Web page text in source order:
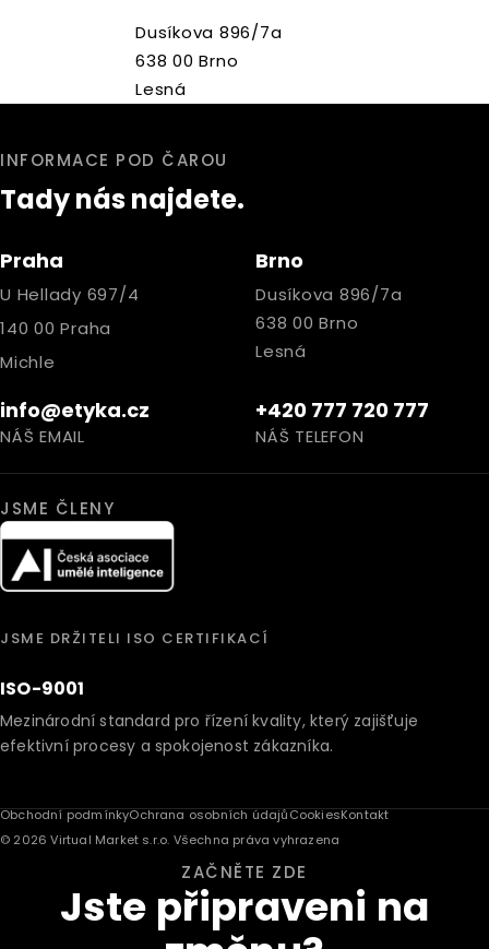
Dusíkova 896/7a
638 00 Brno
Lesná
INFORMACE POD ČAROU
Tady nás najdete.
Praha
U Hellady 697/4
140 00 Praha
Michle
Brno
Dusíkova 896/7a
638 00 Brno
Lesná
info@etyka.cz
NÁŠ EMAIL
+420 777 720 777
NÁŠ TELEFON
JSME ČLENY
JSME DRŽITELI ISO CERTIFIKACÍ
ISO-9001
Mezinárodní standard pro řízení kvality, který zajišťuje
efektivní procesy a spokojenost zákazníka.
Obchodní podmínkyOchrana osobních údajůCookiesKontakt
© 2026 Virtual Market s.r.o. Všechna práva vyhrazena
ZAČNĚTE ZDE
Jste připraveni na